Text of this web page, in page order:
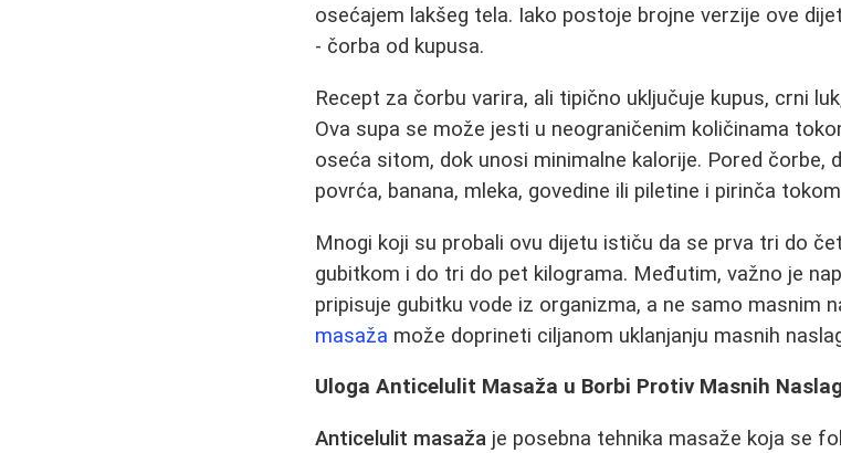
osećajem lakšeg tela. Iako postoje brojne verzije ove
- čorba od kupusa.
Recept za čorbu varira, ali tipično uključuje kupus, crni
Ova supa se može jesti u neograničenim količinama
oseća sitom, dok unosi minimalne kalorije. Pored čorbe,
povrća, banana, mleka, govedine ili piletine i pirinča
Mnogi koji su probali ovu dijetu ističu da se prva tri do
gubitkom i do tri do pet kilograma. Međutim, važno je
pripisuje gubitku vode iz organizma, a ne samo masnim
masaža može doprineti ciljanom uklanjanju masnih
Uloga Anticelulit Masaža u Borbi Protiv Masnih
Anticelulit masaža je posebna tehnika masaže koja se